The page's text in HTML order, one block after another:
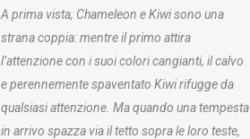
A prima vista, Chameleon e Kiwi sono una
strana coppia: mentre il primo attira
l’attenzione con i suoi colori cangianti, il calvo
e perennemente spaventato Kiwi rifugge da
qualsiasi attenzione. Ma quando una tempesta
in arrivo spazza via il tetto sopra le loro teste,